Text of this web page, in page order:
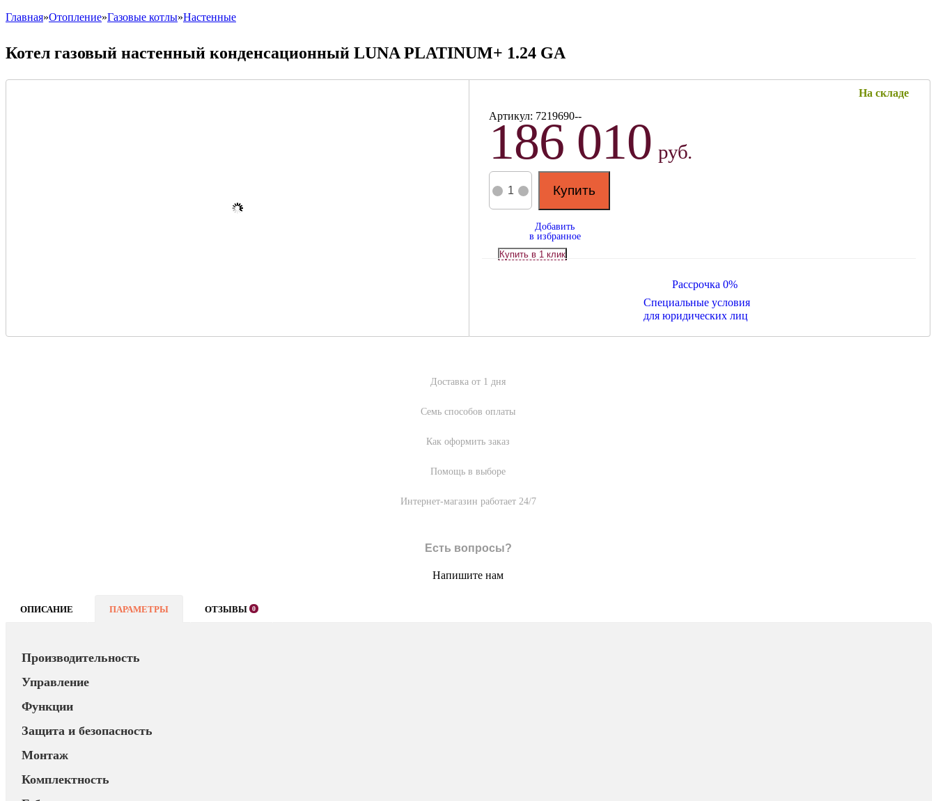
Главная»Отопление»Газовые котлы»Настенные
Котел газовый настенный конденсационный LUNA PLATINUM+ 1.24 GA
На складе
Артикул: 7219690--
186 010руб.
Купить
Добавить
в избранное
Рассрочка 0%
Специальные условия
для юридических лиц
Доставка от 1 дня
Семь способов оплаты
Как оформить заказ
Помощь в выборе
Интернет-магазин работает 24/7
Есть вопросы?
Напишите нам
ОПИСАНИЕ ПАРАМЕТРЫ ОТЗЫВЫ 0
Производительность
Управление
Функции
Защита и безопасность
Монтаж
Комплектность